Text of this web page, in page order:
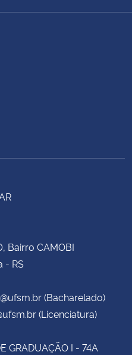
Bairro CAMOBI
- RS
(Bacharelado)
(Licenciatura)
GRADUAÇÃO I - 74A